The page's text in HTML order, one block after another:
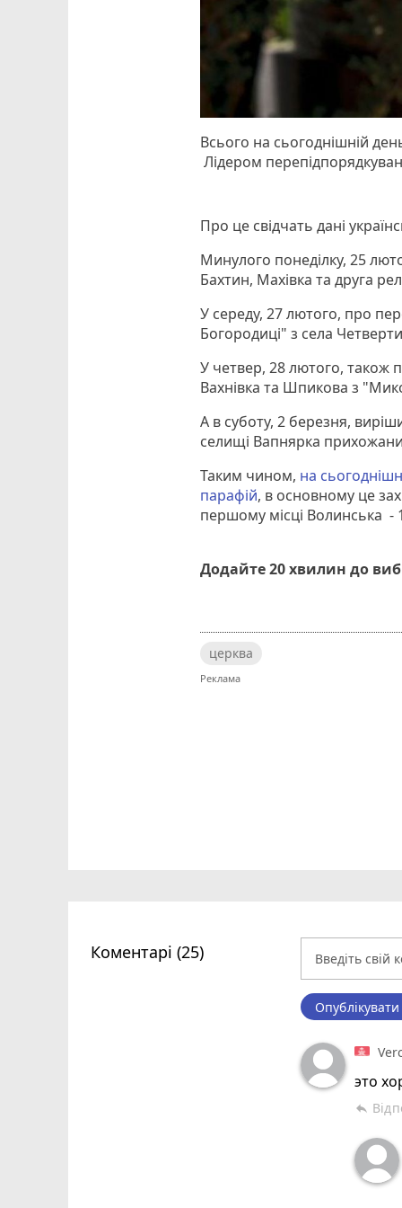
Всього на сьогоднішній
Лідером
Про це свідчать дані
Минулого понеділку, 25
Бахтин, Махівка та друга
У середу, 27 лютого, про
Богородиці" з села
У четвер, 28 лютого, також
Вахнівка та Шпикова з
А в суботу, 2 березня,
селищі Вапнярка прихожани
Таким чином, на
парафій, в основному це
першому місці Волинська -
Додайте 20 хвилин до
церква
Коментарі (25)
это
reply